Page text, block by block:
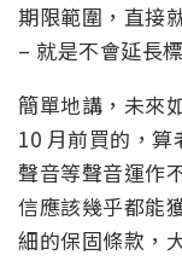
期限範圍，直接
– 就是不會延長
簡單地講，未來
10 月前買的，
聲音等聲音運作
信應該幾乎都能
細的保固條款，